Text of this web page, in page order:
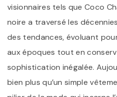
visionnaires tels que Coco
noire a traversé les
des tendances, évoluant
aux époques tout en
sophistication inégalée.
bien plus qu’un simple